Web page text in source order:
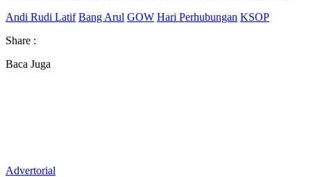
Andi Rudi Latif Bang Arul GOW Hari Perhubungan KSOP
Share :
Baca Juga
Advertorial